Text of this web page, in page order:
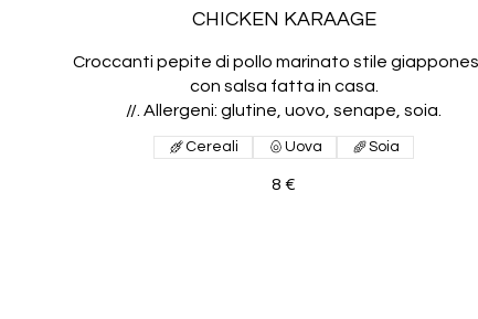
CHICKEN KARAAGE
Croccanti pepite di pollo marinato stile
con salsa fatta in casa.
//. Allergeni: glutine, uovo, senape, soia.
8 €
Cereali Uova Soia